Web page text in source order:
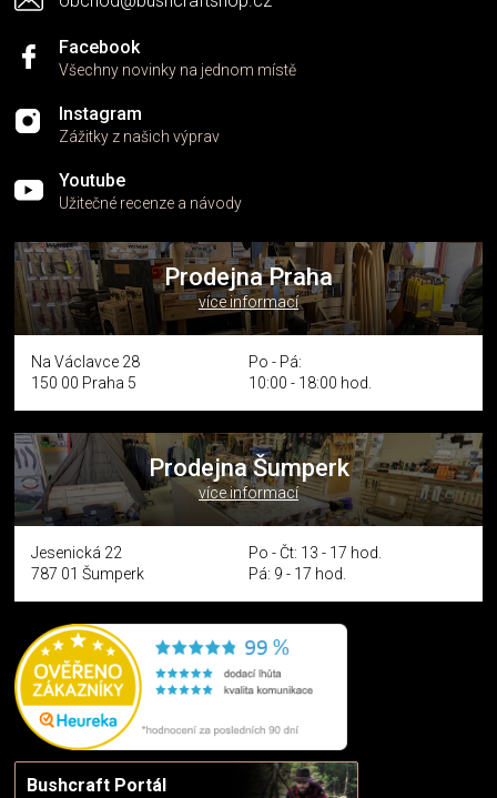
Facebook
Všechny novinky na jednom místě
Instagram
Zážitky z našich výprav
Youtube
Užitečné recenze a návody
Prodejna Praha
více informací
Na Václavce 28
150 00 Praha 5
Po - Pá:
10:00 - 18:00 hod.
Prodejna Šumperk
více informací
Jesenická 22
787 01 Šumperk
Po - Čt: 13 - 17 hod.
Pá: 9 - 17 hod.
Bushcraft Portál